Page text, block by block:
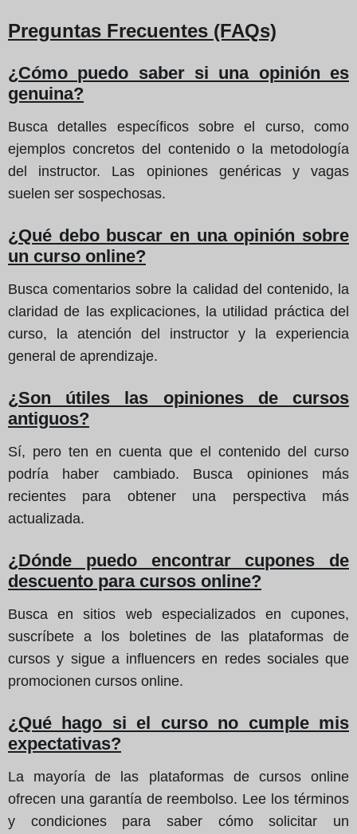
Preguntas Frecuentes (FAQs)
¿Cómo puedo saber si una opinión es
genuina?
Busca detalles específicos sobre el curso, como
ejemplos concretos del contenido o la metodología
del instructor. Las opiniones genéricas y vagas
suelen ser sospechosas.
¿Qué debo buscar en una opinión sobre
un curso online?
Busca comentarios sobre la calidad del contenido, la
claridad de las explicaciones, la utilidad práctica del
curso, la atención del instructor y la experiencia
general de aprendizaje.
¿Son útiles las opiniones de cursos
antiguos?
Sí, pero ten en cuenta que el contenido del curso
podría haber cambiado. Busca opiniones más
recientes para obtener una perspectiva más
actualizada.
¿Dónde puedo encontrar cupones de
descuento para cursos online?
Busca en sitios web especializados en cupones,
suscríbete a los boletines de las plataformas de
cursos y sigue a influencers en redes sociales que
promocionen cursos online.
¿Qué hago si el curso no cumple mis
expectativas?
La mayoría de las plataformas de cursos online
ofrecen una garantía de reembolso. Lee los términos
y condiciones para saber cómo solicitar un